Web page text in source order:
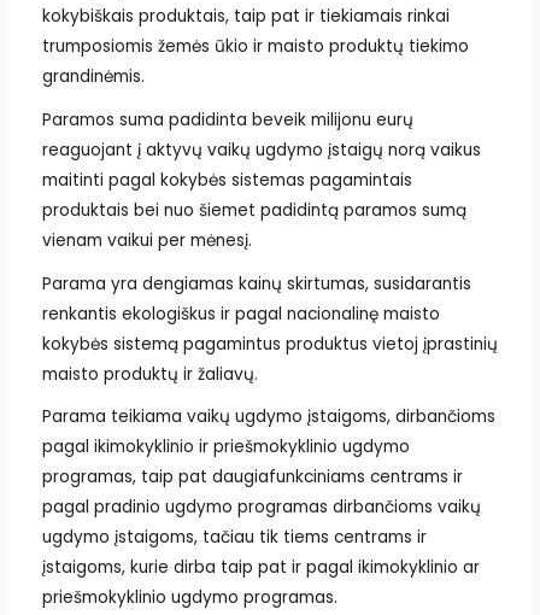
kokybiškais produktais, taip pat ir tiekiamais rinkai
trumposiomis žemės ūkio ir maisto produktų tiekimo
grandinėmis.
Paramos suma padidinta beveik milijonu eurų
reaguojant į aktyvų vaikų ugdymo įstaigų norą vaikus
maitinti pagal kokybės sistemas pagamintais
produktais bei nuo šiemet padidintą paramos sumą
vienam vaikui per mėnesį.
Parama yra dengiamas kainų skirtumas, susidarantis
renkantis ekologiškus ir pagal nacionalinę maisto
kokybės sistemą pagamintus produktus vietoj įprastinių
maisto produktų ir žaliavų.
Parama teikiama vaikų ugdymo įstaigoms, dirbančioms
pagal ikimokyklinio ir priešmokyklinio ugdymo
programas, taip pat daugiafunkciniams centrams ir
pagal pradinio ugdymo programas dirbančioms vaikų
ugdymo įstaigoms, tačiau tik tiems centrams ir
įstaigoms, kurie dirba taip pat ir pagal ikimokyklinio ar
priešmokyklinio ugdymo programas.